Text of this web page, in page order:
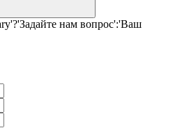
нам вопрос':'Ваш